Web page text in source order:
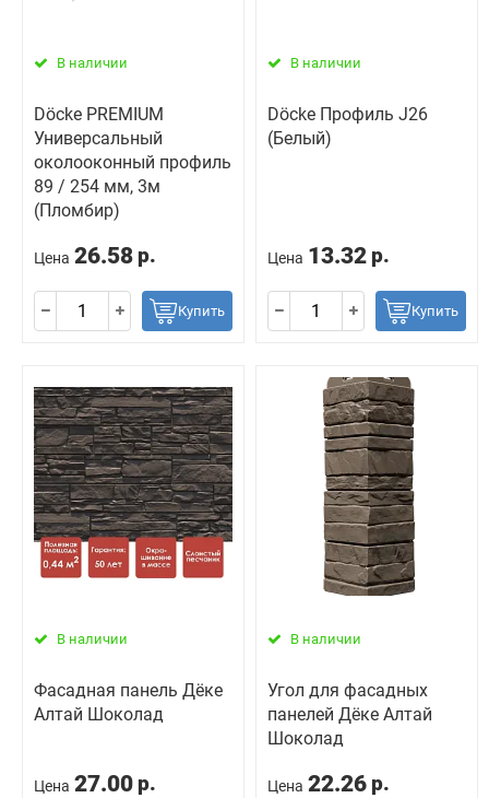
В наличии
Döcke PREMIUM
Универсальный
околооконный профиль
89 / 254 мм, 3м
(Пломбир)
Цена 26.58 р.
Купить
В наличии
Döcke Профиль J26
(Белый)
Цена 13.32 р.
Купить
В наличии
Фасадная панель Дёке
Алтай Шоколад
Цена 27.00 р.
В наличии
Угол для фасадных
панелей Дёке Алтай
Шоколад
Цена 22.26 р.